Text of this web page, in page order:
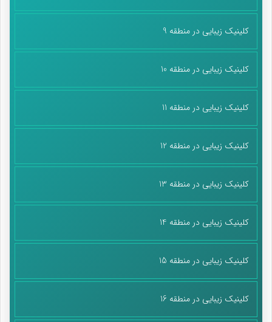
کلینیک زیبایی در منطقه 9
کلینیک زیبایی در منطقه 10
کلینیک زیبایی در منطقه 11
کلینیک زیبایی در منطقه 12
کلینیک زیبایی در منطقه 13
کلینیک زیبایی در منطقه 14
کلینیک زیبایی در منطقه 15
کلینیک زیبایی در منطقه 16